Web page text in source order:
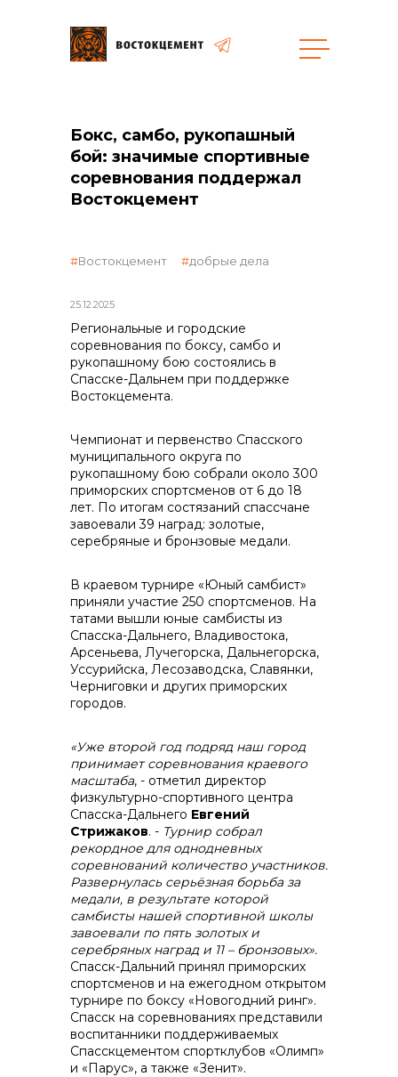
общая информация
объявленные закупки
реализация неликвидов
контакты отдела закупок
Контакты
+7 (423) 234 50 50
info@vostokcement.ru
Бокс, самбо, рукопашный
бой: значимые спортивные
соревнования поддержал
Востокцемент
25.12.2025
Востокцемент добрые дела
Региональные и городские
соревнования по боксу, самбо и
рукопашному бою состоялись в
Спасске-Дальнем при поддержке
Востокцемента.
Чемпионат и первенство Спасского
муниципального округа по
рукопашному бою собрали около 300
приморских спортсменов от 6 до 18
лет. По итогам состязаний спассчане
завоевали 39 наград: золотые,
серебряные и бронзовые медали.
В краевом турнире «Юный самбист»
приняли участие 250 спортсменов. На
татами вышли юные самбисты из
Спасска-Дальнего, Владивостока,
Арсеньева, Лучегорска, Дальнегорска,
Уссурийска, Лесозаводска, Славянки,
Черниговки и других приморских
городов.
«Уже второй год подряд наш город
принимает соревнования краевого
масштаба, - отметил директор
физкультурно-спортивного центра
Спасска-Дальнего Евгений
Стрижаков. - Турнир собрал
рекордное для однодневных
соревнований количество участников.
Развернулась серьёзная борьба за
медали, в результате которой
самбисты нашей спортивной школы
завоевали по пять золотых и
серебряных наград и 11 – бронзовых».
Спасск-Дальний принял приморских
спортсменов и на ежегодном открытом
турнире по боксу «Новогодний ринг».
Спасск на соревнованиях представили
воспитанники поддерживаемых
Спасскцементом спортклубов «Олимп»
и «Парус», а также «Зенит».